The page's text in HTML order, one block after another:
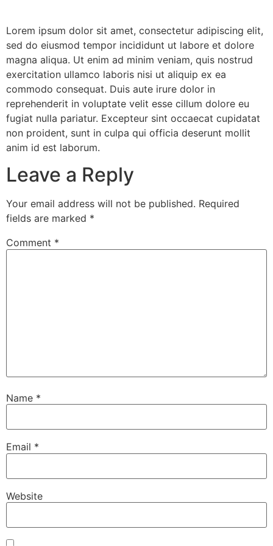
Lorem ipsum dolor sit amet, consectetur adipiscing elit,
sed do eiusmod tempor incididunt ut labore et dolore
magna aliqua. Ut enim ad minim veniam, quis nostrud
exercitation ullamco laboris nisi ut aliquip ex ea
commodo consequat. Duis aute irure dolor in
reprehenderit in voluptate velit esse cillum dolore eu
fugiat nulla pariatur. Excepteur sint occaecat cupidatat
non proident, sunt in culpa qui officia deserunt mollit
anim id est laborum.
Leave a Reply
Your email address will not be published. Required
fields are marked *
Comment *
Name *
Email *
Website